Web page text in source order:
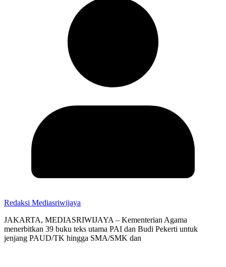
Redaksi Mediasriwijaya
JAKARTA, MEDIASRIWIJAYA – Kementerian Agama
menerbitkan 39 buku teks utama PAI dan Budi Pekerti untuk
jenjang PAUD/TK hingga SMA/SMK dan